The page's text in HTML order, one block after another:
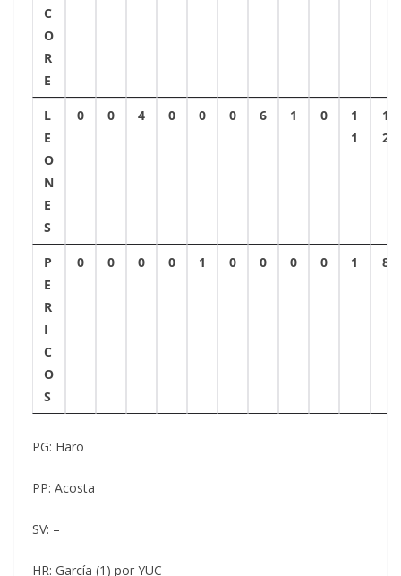
C
O
R
E
L
E
O
N
E
S
0 0 4 0 0 0 6 1 0
1
1
1
2
P
E
R
I
C
O
S
0 0 0 0 1 0 0 0 0 1 8
PG: Haro
PP: Acosta
SV: –
HR: García (1) por YUC